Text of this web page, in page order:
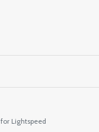
for Lightspeed